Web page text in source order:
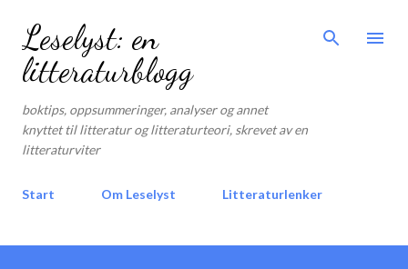
Leselyst: en
litteraturblogg
boktips, oppsummeringer, analyser og annet
knyttet til litteratur og litteraturteori, skrevet av en
litteraturviter
Start Om Leselyst Litteraturlenker